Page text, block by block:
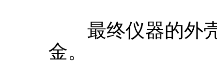
最终仪器的外壳
金。